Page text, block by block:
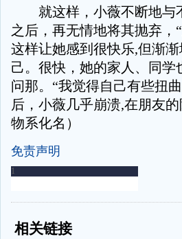
就这样，小薇不断地与
之后，再无情地将其抛弃，
这样让她感到很快乐,但渐
己。很快，她的家人、同
问那。“我觉得自己有些扭
后，小薇几乎崩溃,在朋友
物系化名）
免责声明
-
相关链接